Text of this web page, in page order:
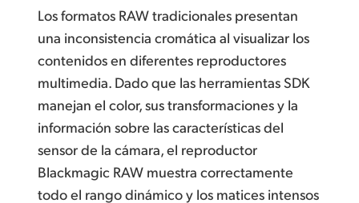
Los formatos RAW tradicionales presentan
una inconsistencia cromática al visualizar los
contenidos en diferentes reproductores
multimedia. Dado que las herramientas SDK
manejan el color, sus transformaciones y la
información sobre las características del
sensor de la cámara, el reproductor
Blackmagic RAW muestra correctamente
todo el rango dinámico y los matices intensos